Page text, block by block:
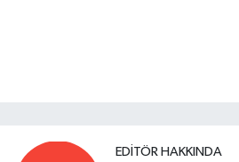
EDITÖR HAKKINDA